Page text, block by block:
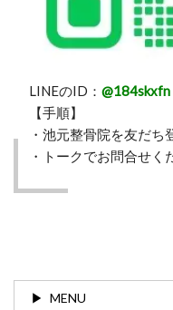
LINEのID： @184skxfn
【手順】
・池元整骨院を友だち
・トークでお問合せく
MENU